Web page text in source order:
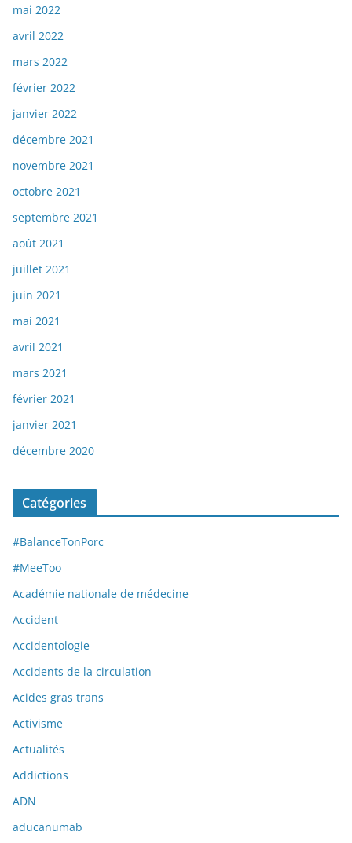
mai 2022
avril 2022
mars 2022
février 2022
janvier 2022
décembre 2021
novembre 2021
octobre 2021
septembre 2021
août 2021
juillet 2021
juin 2021
mai 2021
avril 2021
mars 2021
février 2021
janvier 2021
décembre 2020
Catégories
#BalanceTonPorc
#MeeToo
Académie nationale de médecine
Accident
Accidentologie
Accidents de la circulation
Acides gras trans
Activisme
Actualités
Addictions
ADN
aducanumab